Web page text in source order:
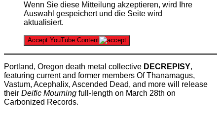
Wenn Sie diese Mitteilung akzeptieren, wird Ihre
Auswahl gespeichert und die Seite wird
aktualisiert.
Accept YouTube Content
Portland, Oregon death metal collective DECREPISY,
featuring current and former members Of Thanamagus,
Vastum, Acephalix, Ascended Dead, and more will release
their Deific Mourning full-length on March 28th on
Carbonized Records.